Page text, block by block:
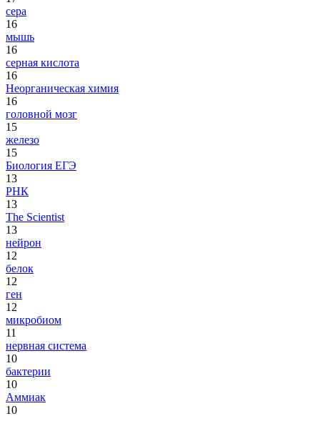
сера
16
мышь
16
серная кислота
16
Неорганическая химия
16
головной мозг
15
железо
15
Биология ЕГЭ
13
РНК
13
The Scientist
13
нейрон
12
белок
12
ген
12
микробиом
11
нервная система
10
бактерии
10
Аммиак
10